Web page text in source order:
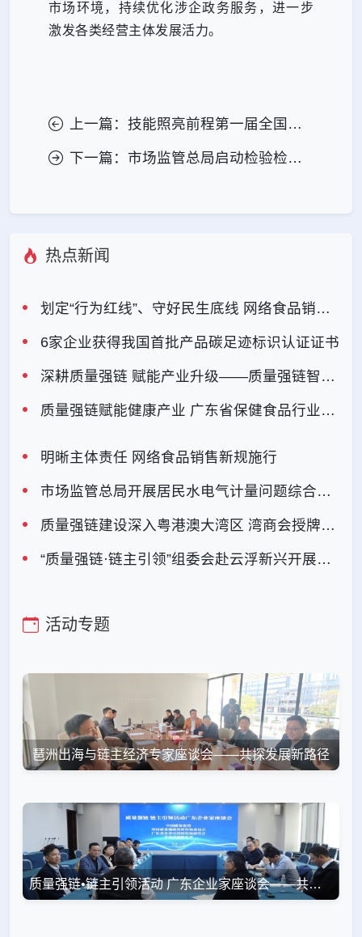
市场环境，持续优化涉企政务服务，进一步
激发各类经营主体发展活力。
上一篇：技能照亮前程第一届全国计量和检验检测职业技能大赛启动
下一篇：市场监管总局启动检验检测智慧监管能力提升攻坚行动
热点新闻
划定“行为红线”、守好民生底线 网络食品销售新规落地
6家企业获得我国首批产品碳足迹标识认证证书
深耕质量强链 赋能产业升级——质量强链智库赴衍生健康医药（广东）有限公司实地调研
质量强链赋能健康产业 广东省保健食品行业协会获授“质量强链（广东）链主之家”
明晰主体责任 网络食品销售新规施行
市场监管总局开展居民水电气计量问题综合整治“回头看”
质量强链建设深入粤港澳大湾区 湾商会授牌任命仪式顺利举行
“质量强链·链主引领”组委会赴云浮新兴开展企业专项调研
活动专题
琶洲出海与链主经济专家座谈会——共探发展新路径
质量强链•链主引领活动 广东企业家座谈会——共绘产业高质量发展新路径